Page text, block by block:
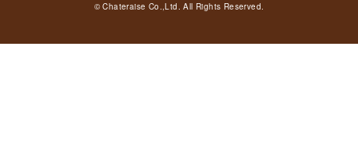
© Chateraise Co.,Ltd. All Rights Reserved.